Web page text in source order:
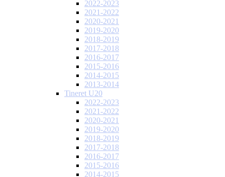
2022-2023
2021-2022
2020-2021
2019-2020
2018-2019
2017-2018
2016-2017
2015-2016
2014-2015
2013-2014
Tineret U20
2022-2023
2021-2022
2020-2021
2019-2020
2018-2019
2017-2018
2016-2017
2015-2016
2014-2015